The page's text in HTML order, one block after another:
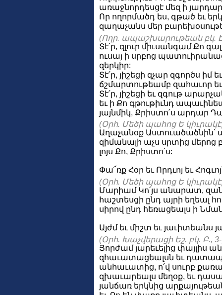
առաջնորդեսցէ մեզ ի
Որ ողորմածդ ես, գթած եւ
զաղաչանս մեր
(Ողր. ապաշխարութեան բկ.
Տէ՛ր, զլուր միւսանգամ Քո
ուսայ ի սրբոց
զերկիր:
Տէ՛ր, յիշեցի զչար զգործս իմ
ճշմարտութեամբ զահաւոր
Տէ՛ր, յիշեցի եւ զգութ
եւ ի Քո գթութիւնդ
յայնմիկ, Քրիստո՛ս արդար
(Օրհ. Մեծի պահոց Ե
Աղաչանօք Աստուածածնին՝
զիմանալի աչս սրտից մերոց
լոյս Քո, Քրիստո՛ս:
Փա՜ռք Հօր եւ Որդւոյ եւ
(Օրհ. Մեծի պահոց Ե
Մարիամ Կո՛յս անարատ,
հաշտեսցի ընդ այրի եղեալ
սիրով ընդ հեռացեալս ի
Այժմ եւ միշտ եւ յաւիտեանս
(Օրհ. Խաչվերացի Եշ. բկ. Բ.,
Յորժամ յարեւելից փայլիս
զհաւատացեալսն եւ
անհաւատից, ո՛վ սուրբ
զխաւարեալս մեղօք, եւ
յանճառ երկնից